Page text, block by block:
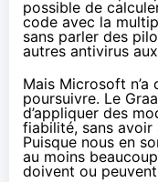
possible de
code avec la
sans parler des
autres antivirus
Mais Microsoft n’a
poursuivre. Le
d’appliquer des
fiabilité, sans avoir
Puisque nous en
au moins
doivent ou